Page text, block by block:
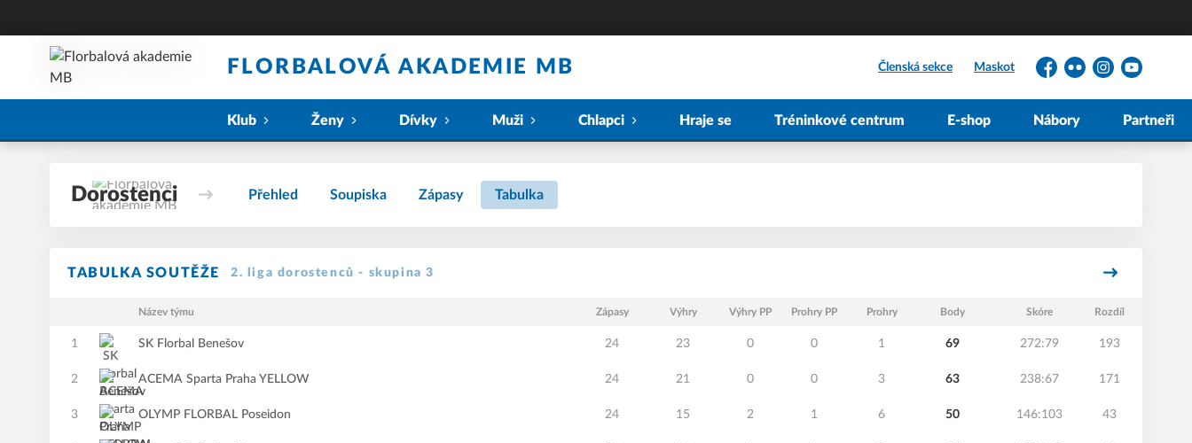
FLORBALOVÁ AKADEMIE MB Členská sekce Maskot
Facebook
FlickrInstagramYouTube
Klub Ženy Dívky Muži Chlapci Hraje se Tréninkové centrum E-shop Nábory Partneři
Dorostenci Přehled Soupiska Zápasy Tabulka
TABULKA SOUTĚŽE 2. liga dorostenců - skupina 3
Název týmu Zápasy Výhry Výhry PP Prohry PP Prohry Body Skóre Rozdíl
1 SK Florbal Benešov 24 23 0 0 1 69 272:79 193
2 ACEMA Sparta Praha YELLOW 24 21 0 0 3 63 238:67 171
3 OLYMP FLORBAL Poseidon 24 15 2 1 6 50 146:103 43